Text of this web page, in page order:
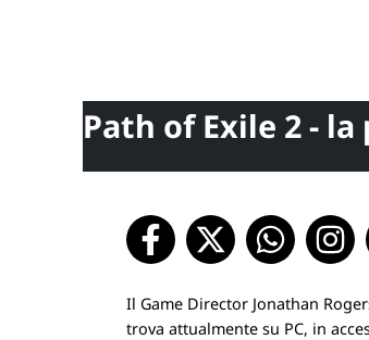
Path of Exile 2 - la
Il Game Director Jonathan
trova attualmente su PC, in